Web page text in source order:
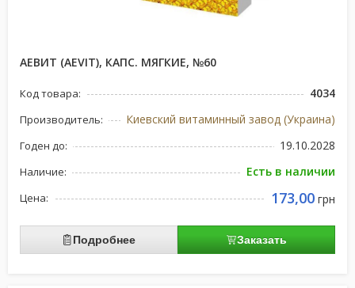
АЕВИТ (AEVIT), КАПС. МЯГКИЕ, №60
Код товара: 4034
Производитель: Киевский витаминный завод (Украина)
Годен до: 19.10.2028
Наличие: Есть в наличии
Цена: 173,00 грн
Подробнее Заказать